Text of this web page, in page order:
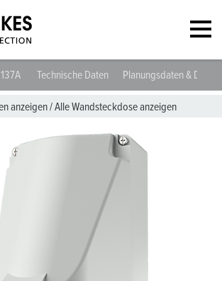
Technische Daten Planungsdaten &
anzeigen/Alle Wandsteckdose anzeigen